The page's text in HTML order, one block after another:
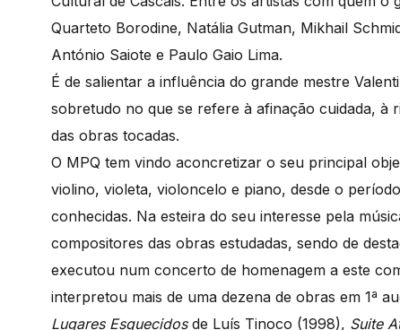
Quarteto Borodine, Natália Gutman, Mikhail
António Saiote e Paulo Gaio Lima.
É de salientar a influência do grande mestre
sobretudo no que se refere à afinação cuidada, à
das obras tocadas.
O MPQ tem vindo aconcretizar o seu principal
violino, violeta, violoncelo e piano, desde o
conhecidas. Na esteira do seu interesse pela
compositores das obras estudadas, sendo de
executou num concerto de homenagem a este
interpretou mais de uma dezena de obras em 1ª
Lugares Esquecidosde Luís Tinoco (1998), Suite